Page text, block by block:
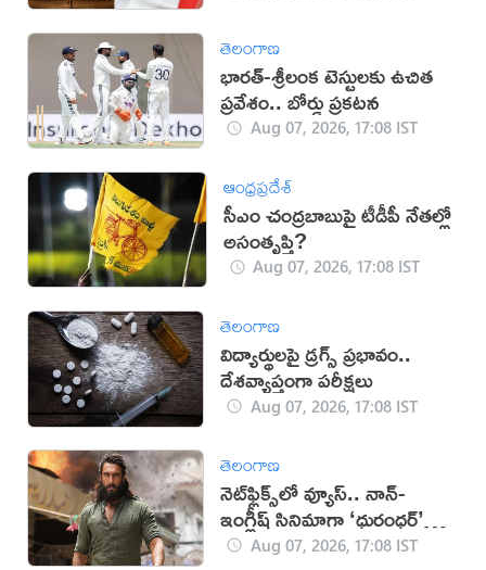
తెలంగాణ
భారత్-శ్రీలంక టెస్టులకు ఉచిత
ప్రవేశం.. బోర్డు ప్రకటన
Aug 07, 2026, 17:08 IST
ఆంధ్రప్రదేశ్
సీఎం చంద్రబాబుపై టీడీపీ నేతల్లో
అసంతృప్తి?
Aug 07, 2026, 17:08 IST
తెలంగాణ
విద్యార్థులపై డ్రగ్స్ ప్రభావం..
దేశవ్యాప్తంగా పరీక్షలు
Aug 07, 2026, 17:08 IST
తెలంగాణ
నెట్‌ఫ్లిక్స్‌లో వ్యూస్.. నాన్-
ఇంగ్లీష్ సినిమాగా ‘ధురంధర్’
రికార్డుAug 07, 2026, 17:08 IST